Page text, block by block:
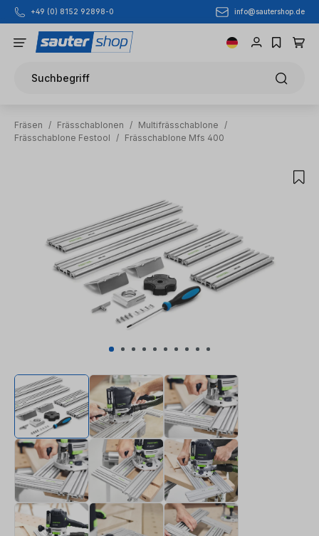
Zum Hauptinhalt springen
+49 (0) 8152 92898-0 info@sautershop.de
Suchbegriff
Fräsen / Frässchablonen / Multifrässchablone
/
Frässchablone Festool
/ Frässchablone Mfs 400